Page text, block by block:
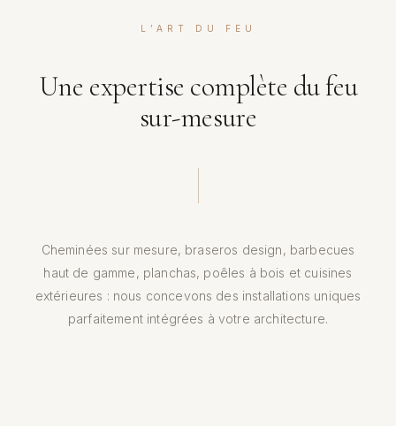
L’ART DU FEU
Une expertise complète du feu
sur-mesure
Cheminées sur mesure, braseros design, barbecues
haut de gamme, planchas, poêles à bois et cuisines
extérieures : nous concevons des installations uniques
parfaitement intégrées à votre architecture.